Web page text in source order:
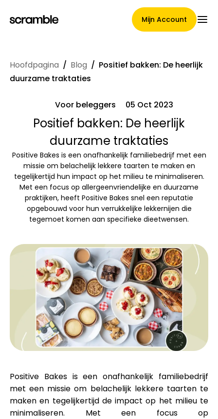
Mijn Account
Hoofdpagina
Voorwaarden voor
claimtoewijzing
Merken Galerij
Merkselectie
Rekenmachines
Rondegeschiedenis
Neem contact op
Hoofdpagina / Blog / Positief bakken: De heerlijk
duurzame traktaties
Voor beleggers 05 Oct 2023
Positief bakken: De heerlijk
duurzame traktaties
Positive Bakes is een onafhankelijk familiebedrijf met een
missie om belachelijk lekkere taarten te maken en
tegelijkertijd hun impact op het milieu te minimaliseren.
Met een focus op allergeenvriendelijke en duurzame
praktijken, heeft Positive Bakes snel een reputatie
opgebouwd voor hun verrukkelijke lekkernijen die
tegemoet komen aan specifieke dieetwensen.
Positive Bakes is een onafhankelijk familiebedrijf
met een missie om belachelijk lekkere taarten te
maken en tegelijkertijd de impact op het milieu te
minimaliseren. Met een focus op